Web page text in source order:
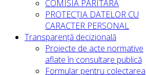
COMISIA PARITARĂ
PROTECȚIA DATELOR CU
CARACTER PERSONAL
Transparență decizională
Proiecte de acte normative
aflate în consultare publică
Formular pentru colectarea